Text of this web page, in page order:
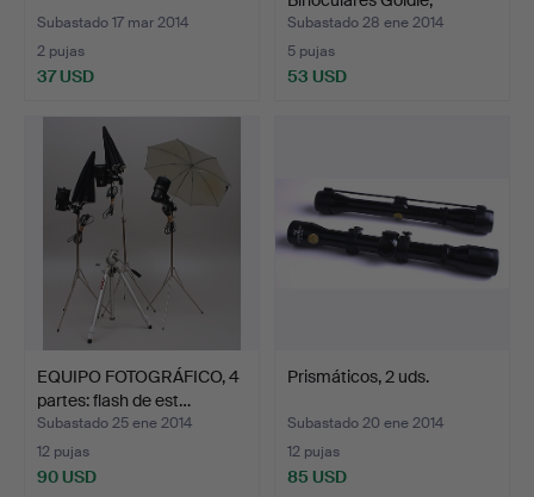
Subastado 17 mar 2014
2 pujas
37 USD
MOVER…
Subastado 28 ene 2014
5 pujas
53 USD
EQUIPO FOTOGRÁFICO, 4
partes: flash de est…
Subastado 25 ene 2014
12 pujas
90 USD
Prismáticos, 2 uds.
Subastado 20 ene 2014
12 pujas
85 USD